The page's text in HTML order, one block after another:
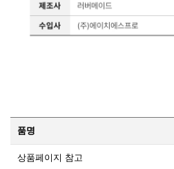
품명
상품페이지 참고